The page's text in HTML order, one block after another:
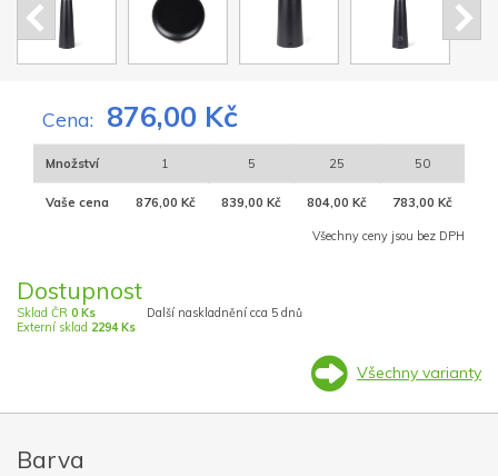
Cena: 876,00 Kč
Množství 1 5 25 50
Vaše cena 876,00 Kč 839,00 Kč 804,00 Kč 783,00 Kč
Všechny ceny jsou bez DPH
Dostupnost
Sklad ČR 0 Ks
Externí sklad 2294 Ks
Další naskladnění cca 5 dnů
Všechny varianty
Barva